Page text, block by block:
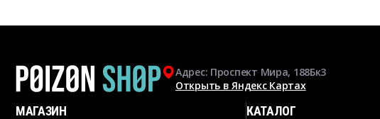
Адрес: Проспект Мира, 188Бк3
Открыть в Яндекс Картах
МАГАЗИН КАТАЛОГ